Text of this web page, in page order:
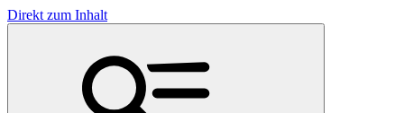
Direkt zum Inhalt